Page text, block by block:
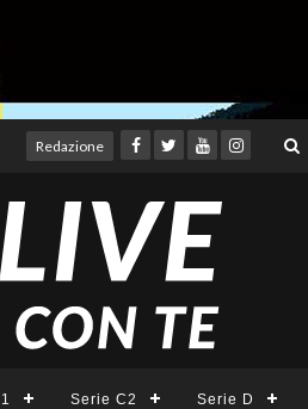
Redazione
Serie C2 Serie D